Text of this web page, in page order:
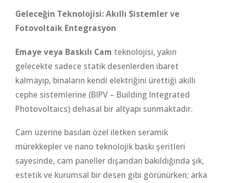
Geleceğin Teknolojisi: Akıllı Sistemler ve
Fotovoltaik Entegrasyon
Emaye veya Baskılı Cam teknolojisi, yakın
gelecekte sadece statik desenlerden ibaret
kalmayıp, binaların kendi elektriğini ürettiği akıllı
cephe sistemlerine (BIPV – Building Integrated
Photovoltaics) dehasal bir altyapı sunmaktadır.
Cam üzerine basılan özel iletken seramik
mürekkepler ve nano teknolojik baskı şeritleri
sayesinde, cam paneller dışarıdan bakıldığında şık,
estetik ve kurumsal bir desen gibi görünürken; arka